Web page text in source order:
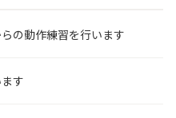
の動作練習を行います
す